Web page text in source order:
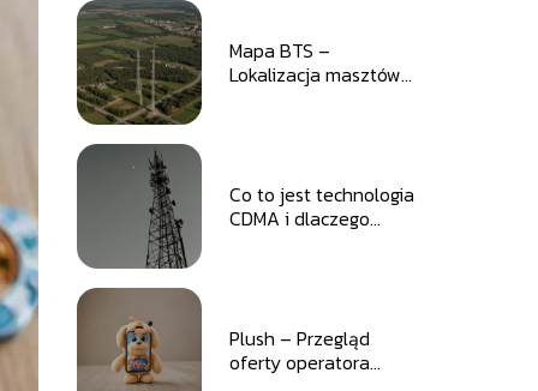
Mapa BTS –
Lokalizacja masztów
Co to jest technologia
CDMA i dlaczego
Plush – Przegląd
oferty operatora